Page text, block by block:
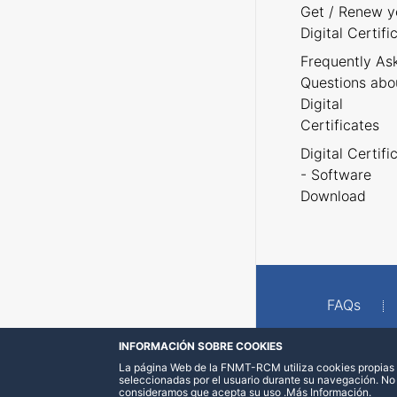
Get / Renew
Digital
Frequently
Questions
Digital
Certificates
Digital
- Software
Download
FAQs
INFORMACIÓN SOBRE COOKIES
La página Web de la FNMT-RCM utiliza cookies
seleccionadas por el usuario durante su navegación.
consideramos que acepta su uso .Más Información.